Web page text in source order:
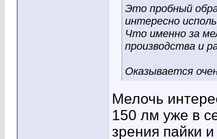
Это пробный
интересно
Что именно за
производства и
Оказывается
Мелочь
150 лм уже в
зрения пайки